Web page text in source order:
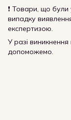
❗ Товари, що
випадку
експертизою.
У разі
допоможемо.